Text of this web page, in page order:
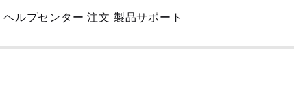
Skip
Main
ヘルプセンター 注文 製品サポート